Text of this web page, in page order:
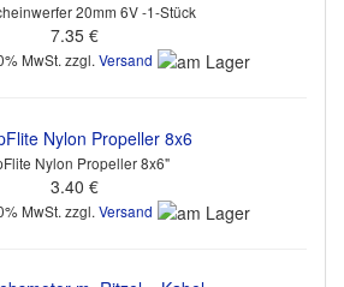
20mm 6V -1-Stück
7.35 €
MwSt. zzgl. Versand
Nylon Propeller 8x6"
3.40 €
MwSt. zzgl. Versand